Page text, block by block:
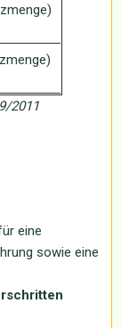
2011
eine
sowie eine